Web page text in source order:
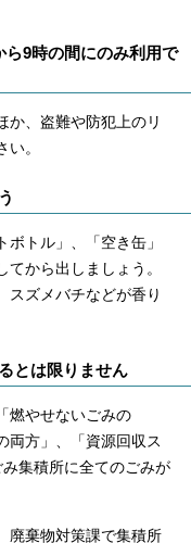
9時の間にのみ利用で
か、盗難や防犯上のリ
。
ボトル」、「空き缶」
から出しましょう。
スズメバチなどが香り
とは限りません
燃やせないごみの
両方」、「資源回収ス
集積所に全てのごみが
廃棄物対策課で集積所